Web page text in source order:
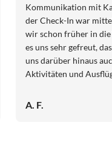
Kommunikation mit
der Check-In war
wir schon früher in
es uns sehr gefreut,
uns darüber hinaus
Aktivitäten und
an nichts gemangelt
A. F.